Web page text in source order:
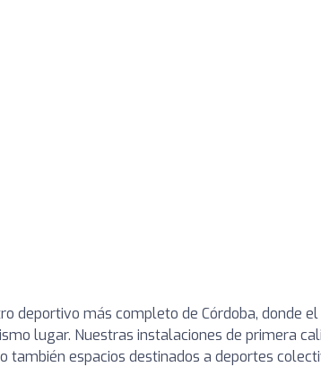
deportivo más completo de Córdoba, donde
lugar. Nuestras instalaciones de primera
también espacios destinados a deportes